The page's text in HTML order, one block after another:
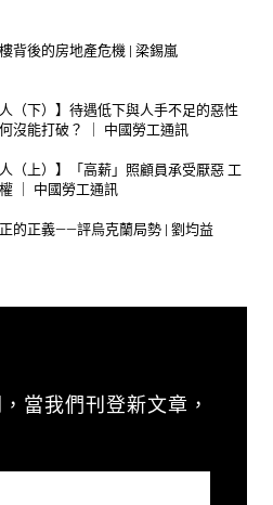
背後的房地產危機 | 梁錫嵐
（下）】待遇低下與人手不足的惡性
沒能打破？ ｜ 中國勞工通訊
（上）】「高薪」照顧員承受厭惡 工
｜ 中國勞工通訊
的正義——評烏克蘭局勢 | 劉均益
當我們刊登新文章，